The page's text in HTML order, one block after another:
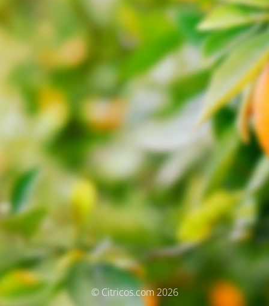
© Citricos.com 2026